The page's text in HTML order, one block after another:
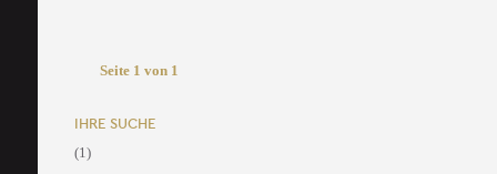
Seite 1 von 1
IHRE SUCHE
(1)